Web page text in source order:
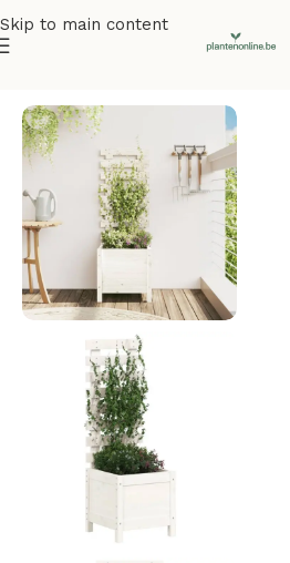
Skip to main content